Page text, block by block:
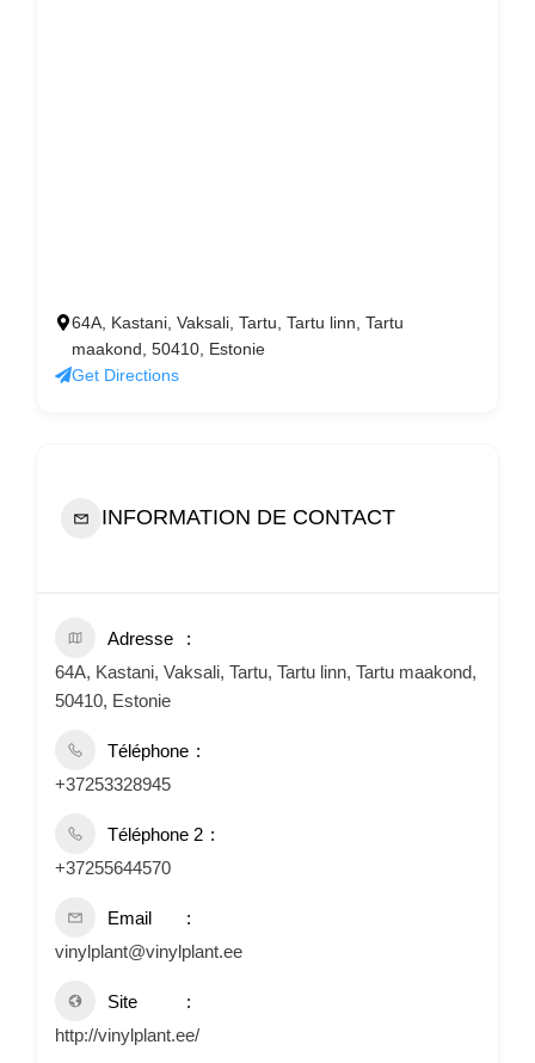
64A, Kastani, Vaksali, Tartu, Tartu linn, Tartu
maakond, 50410, Estonie
Get Directions
INFORMATION DE CONTACT
Adresse
64A, Kastani, Vaksali, Tartu, Tartu linn, Tartu maakond,
50410, Estonie
Téléphone
+37253328945
Téléphone 2
+37255644570
Email
vinylplant@vinylplant.ee
Site
http://vinylplant.ee/